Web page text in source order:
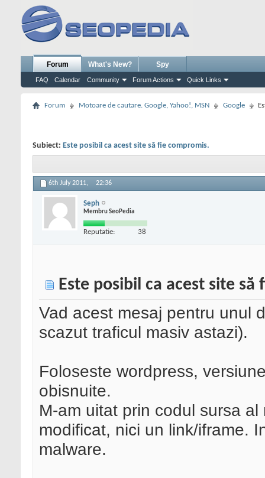
Forum
FAQ Calendar Community Forum Actions Quick Links
What's New? Spy
Forum Motoare de cautare. Google, Yahoo!, MSN Google
Subiect: Este posibil ca acest site să fie compromis.
6th July 2011, 22:36
Seph
Membru SeoPedia
Reputatie: 38
Este posibil ca acest site să
Vad acest mesaj pentru unul
scazut traficul masiv astazi).
Foloseste wordpress,
obisnuite.
M-am uitat prin codul sursa
modificat, nici un link/iframe.
malware.